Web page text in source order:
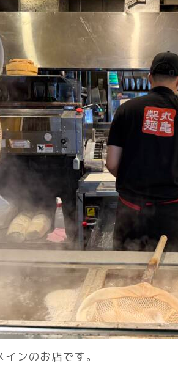
ンのお店です。